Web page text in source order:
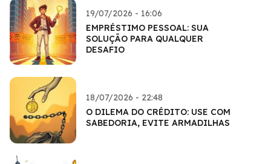
19/07/2026 - 16:06
EMPRÉSTIMO PESSOAL: SUA
SOLUÇÃO PARA QUALQUER
DESAFIO
18/07/2026 - 22:48
O DILEMA DO CRÉDITO: USE COM
SABEDORIA, EVITE ARMADILHAS